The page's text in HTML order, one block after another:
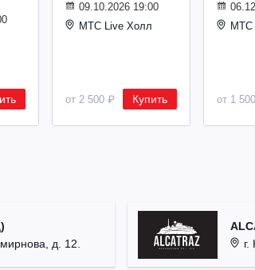
09.10.2026 19:00
МТС Live Холл
от 2 500 ₽ Купить
МТС
от 1
д. 12.